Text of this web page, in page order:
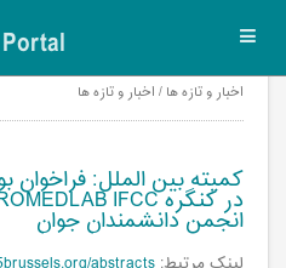
اخبار و تازه ها / اخبار و تازه ها
کمیته بین الملل:
انجمن دانشمندان جوان